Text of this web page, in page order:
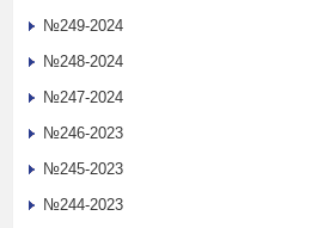
№249-2024
№248-2024
№247-2024
№246-2023
№245-2023
№244-2023